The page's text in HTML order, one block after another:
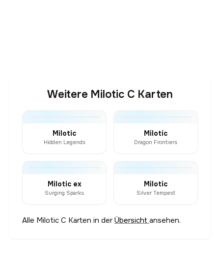
Weitere Milotic C Karten
Milotic
Hidden Legends
Milotic
Dragon Frontiers
Milotic ex
Surging Sparks
Milotic
Silver Tempest
Alle Milotic C Karten in derÜbersicht ansehen.